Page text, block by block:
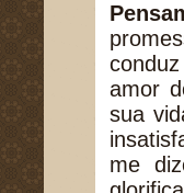
amor
sua
me